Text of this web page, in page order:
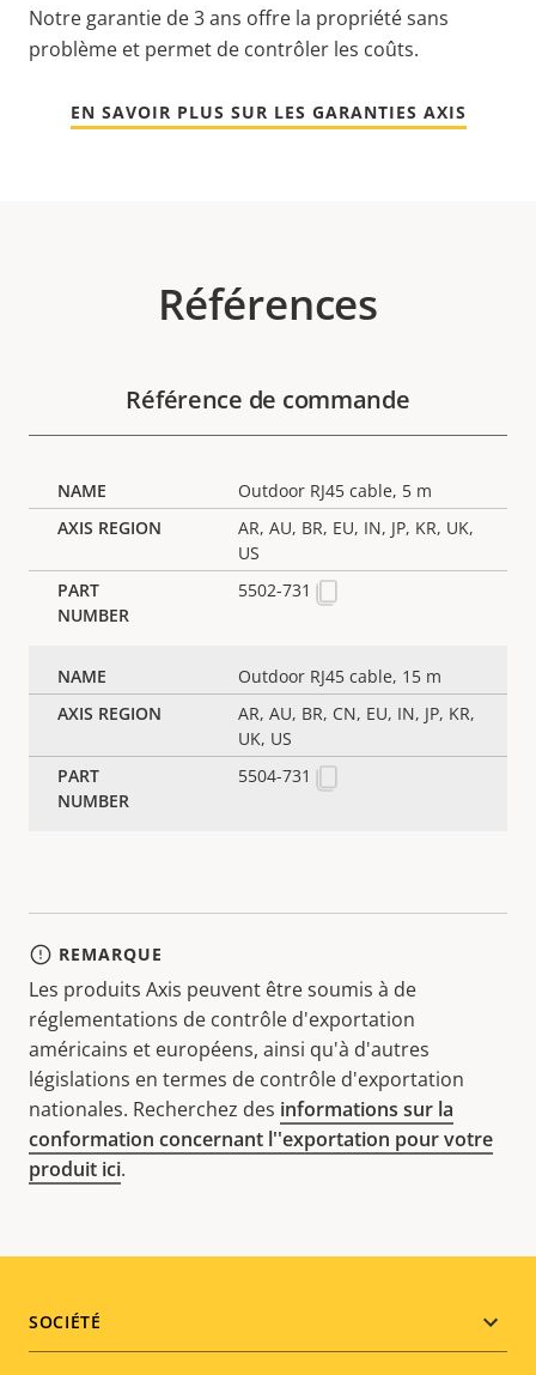
Notre garantie de 3 ans offre la propriété sans
problème et permet de contrôler les coûts.
EN SAVOIR PLUS SUR LES GARANTIES AXIS
Références
Référence de commande
Outdoor RJ45 cable, 5 m
AR, AU, BR, EU, IN, JP, KR, UK,
US
5502-731
Outdoor RJ45 cable, 15 m
AR, AU, BR, CN, EU, IN, JP, KR,
UK, US
5504-731
REMARQUE
Les produits Axis peuvent être soumis à de
réglementations de contrôle d'exportation
américains et européens, ainsi qu'à d'autres
législations en termes de contrôle d'exportation
nationales. Recherchez des informations sur la
conformation concernant l''exportation pour votre
produit ici.
Footer
SOCIÉTÉ